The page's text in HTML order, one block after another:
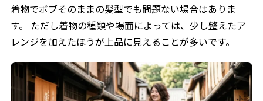
着物でボブそのままの髪型でも問題ない場合はありま
す。 ただし着物の種類や場面によっては、少し整えたア
レンジを加えたほうが上品に見えることが多いです。